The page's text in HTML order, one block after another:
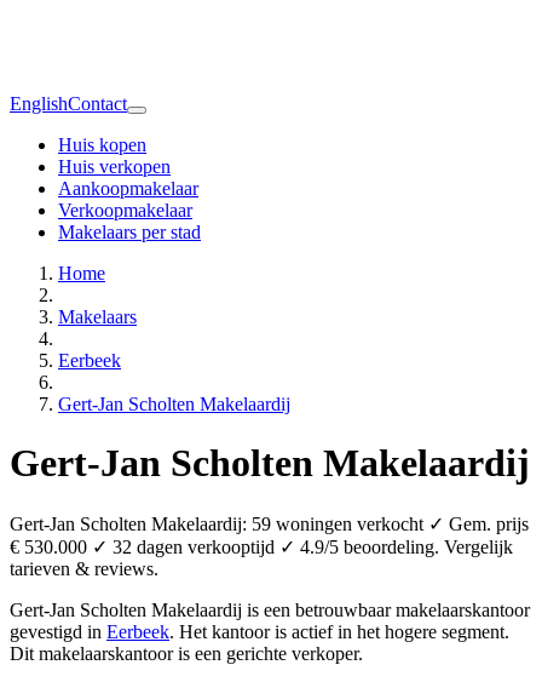
EnglishContact
Huis kopen
Huis verkopen
Aankoopmakelaar
Verkoopmakelaar
Makelaars per stad
Home
Makelaars
Eerbeek
Gert-Jan Scholten Makelaardij
Gert-Jan Scholten Makelaardij
Gert-Jan Scholten Makelaardij: 59 woningen verkocht ✓ Gem. prijs
€ 530.000 ✓ 32 dagen verkooptijd ✓ 4.9/5 beoordeling. Vergelijk
tarieven & reviews.
Gert-Jan Scholten Makelaardij is een betrouwbaar makelaarskantoor
gevestigd in Eerbeek. Het kantoor is actief in het hogere segment.
Dit makelaarskantoor is een gerichte verkoper.